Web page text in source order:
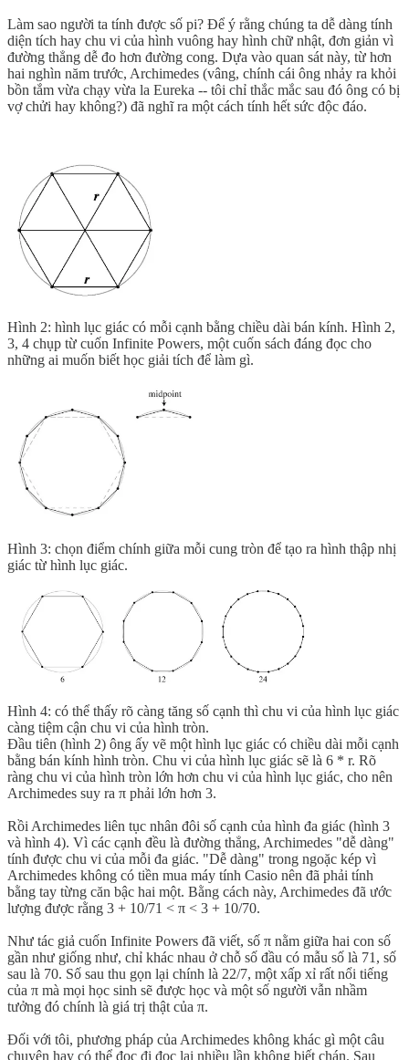
Làm sao người ta tính được số pi? Để ý rằng chúng ta dễ dàng tính
diện tích hay chu vi của hình vuông hay hình chữ nhật, đơn giản vì
đường thẳng dễ đo hơn đường cong. Dựa vào quan sát này, từ hơn
hai nghìn năm trước, Archimedes (vâng, chính cái ông nhảy ra khỏi
bồn tắm vừa chạy vừa la Eureka -- tôi chỉ thắc mắc sau đó ông có bị
vợ chửi hay không?) đã nghĩ ra một cách tính hết sức độc đáo.
Hình 2: hình lục giác có mỗi cạnh bằng chiều dài bán kính. Hình 2,
3, 4 chụp từ cuốn Infinite Powers, một cuốn sách đáng đọc cho
những ai muốn biết học giải tích để làm gì.
Hình 3: chọn điểm chính giữa mỗi cung tròn để tạo ra hình thập nhị
giác từ hình lục giác.
Hình 4: có thể thấy rõ càng tăng số cạnh thì chu vi của hình lục giác
càng tiệm cận chu vi của hình tròn.
Đầu tiên (hình 2) ông ấy vẽ một hình lục giác có chiều dài mỗi cạnh
bằng bán kính hình tròn. Chu vi của hình lục giác sẽ là 6 * r. Rõ
ràng chu vi của hình tròn lớn hơn chu vi của hình lục giác, cho nên
Archimedes suy ra π phải lớn hơn 3.
Rồi Archimedes liên tục nhân đôi số cạnh của hình đa giác (hình 3
và hình 4). Vì các cạnh đều là đường thẳng, Archimedes "dễ dàng"
tính được chu vi của mỗi đa giác. "Dễ dàng" trong ngoặc kép vì
Archimedes không có tiền mua máy tính Casio nên đã phải tính
bằng tay từng căn bậc hai một. Bằng cách này, Archimedes đã ước
lượng được rằng 3 + 10/71 < π < 3 + 10/70.
Như tác giả cuốn Infinite Powers đã viết, số π nằm giữa hai con số
gần như giống như, chỉ khác nhau ở chỗ số đầu có mẫu số là 71, số
sau là 70. Số sau thu gọn lại chính là 22/7, một xấp xỉ rất nổi tiếng
của π mà mọi học sinh sẽ được học và một số người vẫn nhầm
tưởng đó chính là giá trị thật của π.
Đối với tôi, phương pháp của Archimedes không khác gì một câu
chuyện hay có thể đọc đi đọc lại nhiều lần không biết chán. Sau